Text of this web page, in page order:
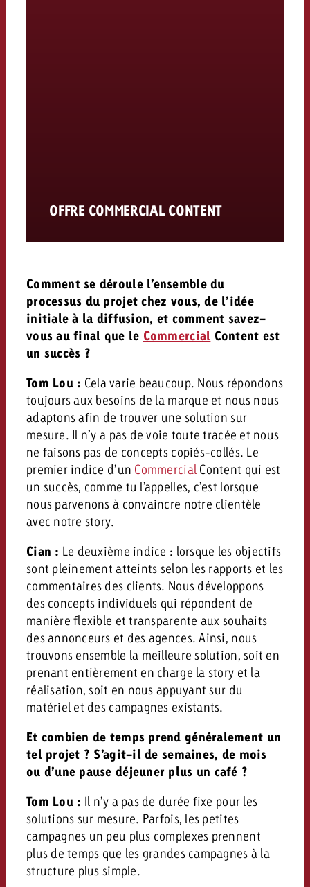
OFFRE COMMERCIAL CONTENT
Comment se déroule l’ensemble du
processus du projet chez vous, de l’idée
initiale à la diffusion, et comment savez-
vous au final que le Commercial Content est
un succès ?
Tom Lou : Cela varie beaucoup. Nous répondons
toujours aux besoins de la marque et nous nous
adaptons afin de trouver une solution sur
mesure. Il n’y a pas de voie toute tracée et nous
ne faisons pas de concepts copiés-collés. Le
premier indice d’un Commercial Content qui est
un succès, comme tu l’appelles, c’est lorsque
nous parvenons à convaincre notre clientèle
avec notre story.
Cian : Le deuxième indice : lorsque les objectifs
sont pleinement atteints selon les rapports et les
commentaires des clients. Nous développons
des concepts individuels qui répondent de
manière flexible et transparente aux souhaits
des annonceurs et des agences. Ainsi, nous
trouvons ensemble la meilleure solution, soit en
prenant entièrement en charge la story et la
réalisation, soit en nous appuyant sur du
matériel et des campagnes existants.
Et combien de temps prend généralement un
tel projet ? S’agit-il de semaines, de mois
ou d’une pause déjeuner plus un café ?
Tom Lou : Il n’y a pas de durée fixe pour les
solutions sur mesure. Parfois, les petites
campagnes un peu plus complexes prennent
plus de temps que les grandes campagnes à la
structure plus simple.